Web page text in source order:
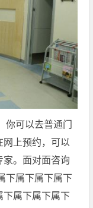
可以去普通门
网上预约，可以
家。面对面咨询
下属下属下属下
下属下属下属下